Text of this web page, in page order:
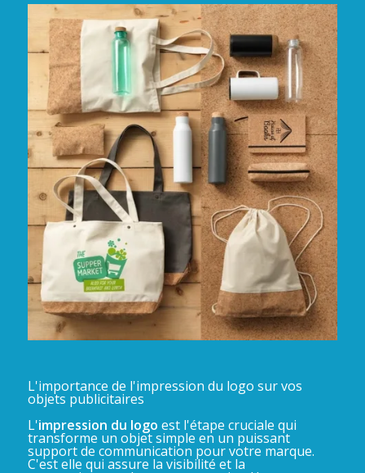
L'importance de l'impression du logo sur vos
objets publicitaires
L'impression du logo est l'étape cruciale qui
transforme un objet simple en un puissant
support de communication pour votre marque.
C'est elle qui assure la visibilité et la